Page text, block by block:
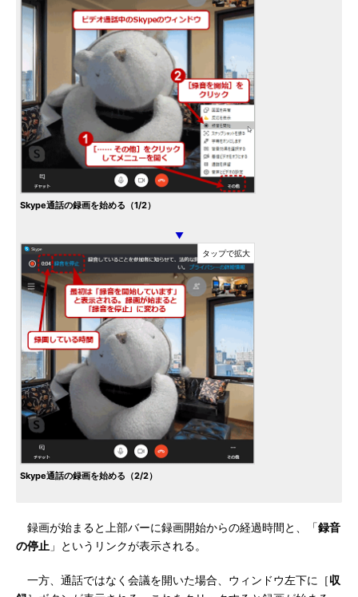
Skype通話の録画を始める（1/2）
▼
Skype通話の録画を始める（2/2）
録画が始まると上部バーに録画開始からの経過時間と、「録音
の停止 」というリンクが表示される。
一方、通話ではなく会議を開いた場合、ウィンドウ左下に［収